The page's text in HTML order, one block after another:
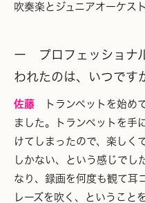
吹奏楽とジュニアオーケス
ー プロフェッショナ
われたのは、いつです
佐藤 トランペットを始め
ました。トランペットを手
けてしまったので、楽しく
しかない、という感じでし
なり、録画を何度も観て耳
レーズを吹く、ということ